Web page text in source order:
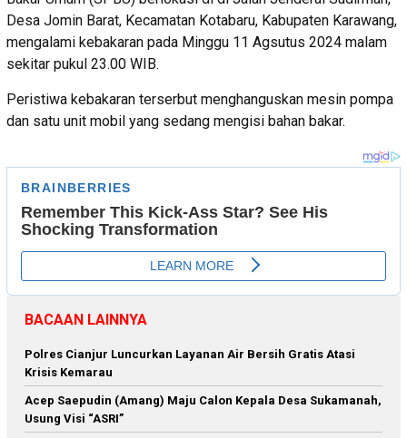
Desa Jomin Barat, Kecamatan Kotabaru, Kabupaten Karawang,
mengalami kebakaran pada Minggu 11 Agsutus 2024 malam
sekitar pukul 23.00 WIB.
Peristiwa kebakaran terserbut menghanguskan mesin pompa
dan satu unit mobil yang sedang mengisi bahan bakar.
BACAAN LAINNYA
Polres Cianjur Luncurkan Layanan Air Bersih Gratis Atasi
Krisis Kemarau
Acep Saepudin (Amang) Maju Calon Kepala Desa Sukamanah,
Usung Visi “ASRI”